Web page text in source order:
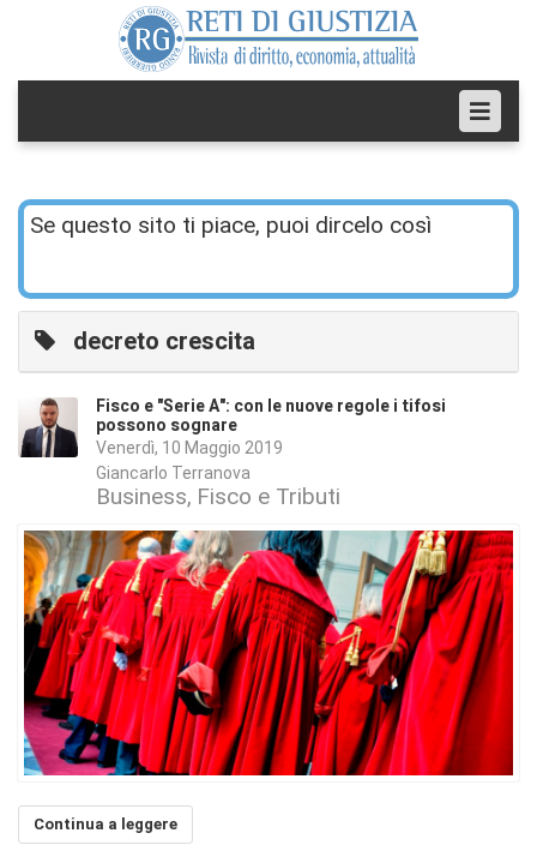
Se questo sito ti piace, puoi dircelo così
decreto crescita
Fisco e "Serie A": con le nuove regole i tifosi
possono sognare
Venerdì, 10 Maggio 2019
Giancarlo Terranova
Business Fisco e Tributi
Continua a leggere